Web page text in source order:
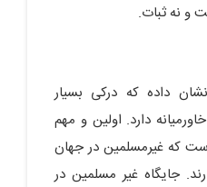
و نه ثبات.
داده که درکی بسیار
دارد. اولین و مهم
که غیرمسلمین در جهان
جایگاه غیر مسلمین در